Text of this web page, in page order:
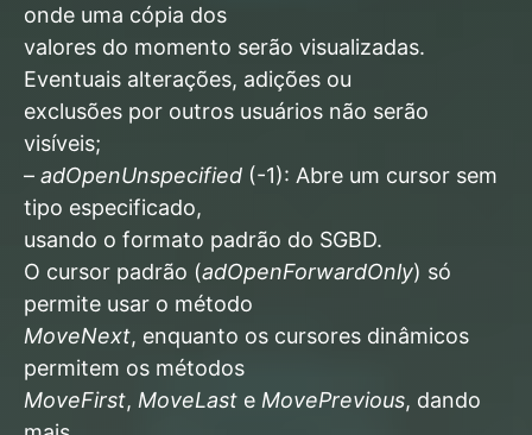
onde uma cópia dos
valores do momento serão visualizadas.
Eventuais alterações, adições ou
exclusões por outros usuários não serão
visíveis;
– adOpenUnspecified (-1): Abre um cursor sem
tipo especificado,
usando o formato padrão do SGBD.
O cursor padrão (adOpenForwardOnly) só
permite usar o método
MoveNext, enquanto os cursores dinâmicos
permitem os métodos
MoveFirst, MoveLast e MovePrevious, dando